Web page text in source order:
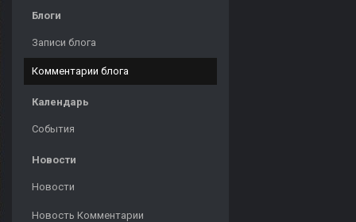
Блоги
Записи блога
Комментарии блога
Календарь
События
Новости
Новости
Новость Комментарии